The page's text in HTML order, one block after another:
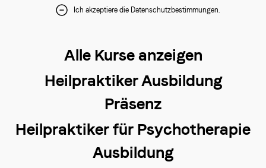
Ich akzeptiere die Datenschutzbestimmungen.
Alle Kurse anzeigen
Heilpraktiker Ausbildung
Präsenz
Heilpraktiker für Psychotherapie
Ausbildung